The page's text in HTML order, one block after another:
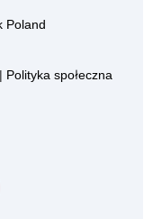
Poland
| Polityka społeczna